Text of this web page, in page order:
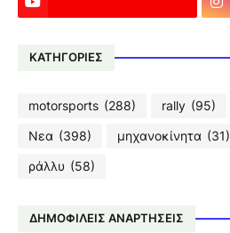
ΚΑΤΗΓΟΡΙΕΣ
motorsports (288) rally (95)
Νεα (398) μηχανοκίνητα (31)
ράλλυ (58)
ΔΗΜΟΦΙΛΕΙΣ ΑΝΑΡΤΗΣΕΙΣ